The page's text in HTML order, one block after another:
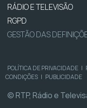
RÁDIO E TELEVISÃO
RGPD
GESTÃO DAS
POLÍTICA DE PRIVACIDADE |
CONDIÇÕES | PUBLICIDADE
© RTP, Rádio e